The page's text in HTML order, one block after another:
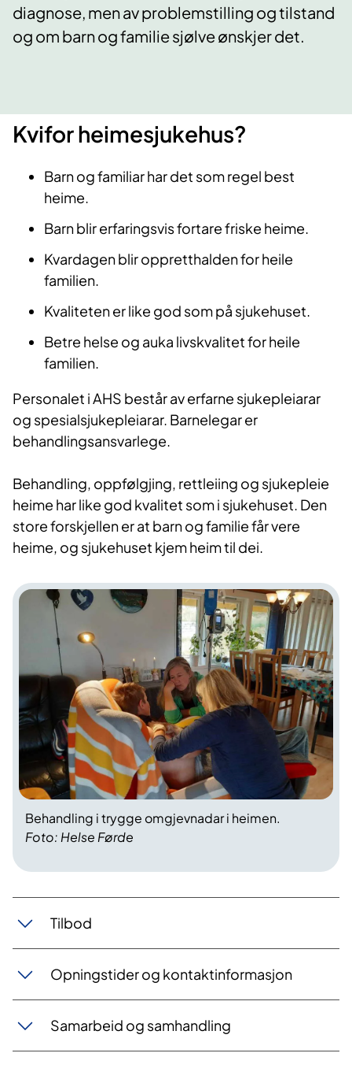
diagnose, men av problemstilling og tilstand
og om barn og familie sjølve ønskjer det.
Kvifor heime​​​sjukehus?
Barn og familiar har det som regel best
heime.
Barn blir erfaringsvis fortare friske heime.
Kvardagen blir oppretthalden for heile
familien.
Kvaliteten er like god som på sjukehuset.
Betre helse og auka livskvalitet for heile
familien.
Personalet i AHS består av erfarne sjukepleiarar
og spesialsjukepleiarar. Barnelegar er
behandlingsansvarlege.
Behandling, oppfølgjing, rettleiing og sjukepleie
heime har like god kvalitet som i sjukehuset. Den
store forskjellen er at barn og familie får vere
heime, og sjukehuset kjem heim til dei.
Foto: Helse Førde
Behandling i trygge omgjevnadar i heimen.
Tilbod
Opningstider og kontaktinformasjon
Samarbeid og samhandling